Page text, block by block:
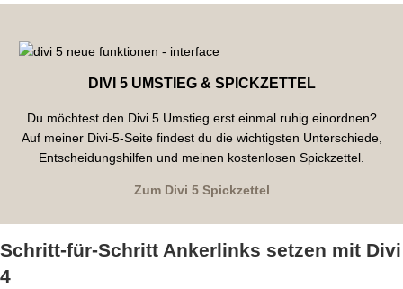
DIVI 5 UMSTIEG & SPICKZETTEL
Du möchtest den Divi 5 Umstieg erst einmal ruhig einordnen?
Auf meiner Divi-5-Seite findest du die wichtigsten Unterschiede,
Entscheidungshilfen und meinen kostenlosen Spickzettel.
Zum Divi 5 Spickzettel
Schritt-für-Schritt Ankerlinks setzen mit Divi
4